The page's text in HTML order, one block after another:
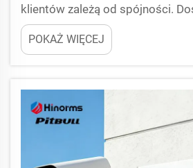
klientów zależą od spójności.
espresso to taka, która
optymalną temperaturą wody,
pompy oraz stabilnym czasem
w obiektach komercyjnych...)
POKAŻ WIĘCEJ